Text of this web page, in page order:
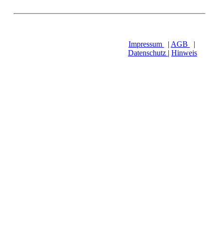
Impressum | AGB
|
Datenschutz | Hinweis